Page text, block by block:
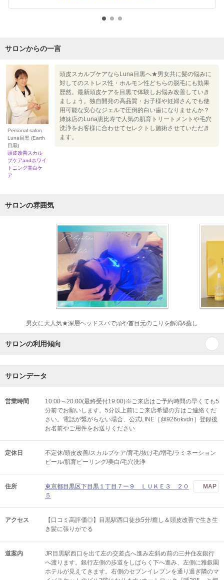
サロンからの一言
Personal salon
Luna目黒 (Earth
目黒)
頭皮改善スカル
プケアandホワイ
トニング美白ケ
ア
頭皮スカルプケアならLuna目黒へ★男女共に髪の悩みに
対してのストレス性・ホルモン性どちらの脱毛にも効果
歴然。最新頭皮ケアを目黒で体験しお悩み改善していき
ましょう。独自開発の高品質・お子様や妊婦さんでも使
用可能な安心なジェルで圧倒的白い歯になりませんか？
姉妹店のLuna恵比寿で人気の肌育トリートメントや毛穴
洗浄をお客様に合わせてセレクトし施術させていただき
ます。
サロンの雰囲気
男女に大人気★深層ヘッドスパで頭や首目元のこりを解消&癒し
サロンの利用傾向
サロンデータ
営業時間
10:00～20:00(最終受付19:00)※ご来店はご予約時間の早くても5
分前でお願いします。5分以上前にご来店希望の方はご連絡くだ
さい。電話が繋がらない場合、公式LINE［@926okvdn］登録後
お名前やご用件をお送りください
定休日
不定休/頭皮改善/スカルプケア/育毛/抜け毛/増毛/ラミネーション
ピール/肌育ピーリング/美白/毛穴洗浄
住所
東京都目黒区下目黒１丁目７ー９ ＬＵＫＥ３ ２０
５
MAP
アクセス
【口コミ高評価◎】目黒駅西口徒歩5分/癒し＆頭皮改善で生き生
き髪に張りがでる
道案内
JR目黒駅西口を出て左の交差点へ進み左斜め前の三井住友銀行
へ渡ります。銀行左側の歩道をしばらく下へ進み、左側に雅叙園
ホテルが見えてきます。右側のセブンイレブンを通り過ぎ隣のマ